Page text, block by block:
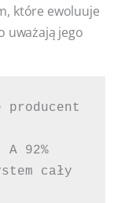
które ewoluuje
uważają jego
producent
92%
cały